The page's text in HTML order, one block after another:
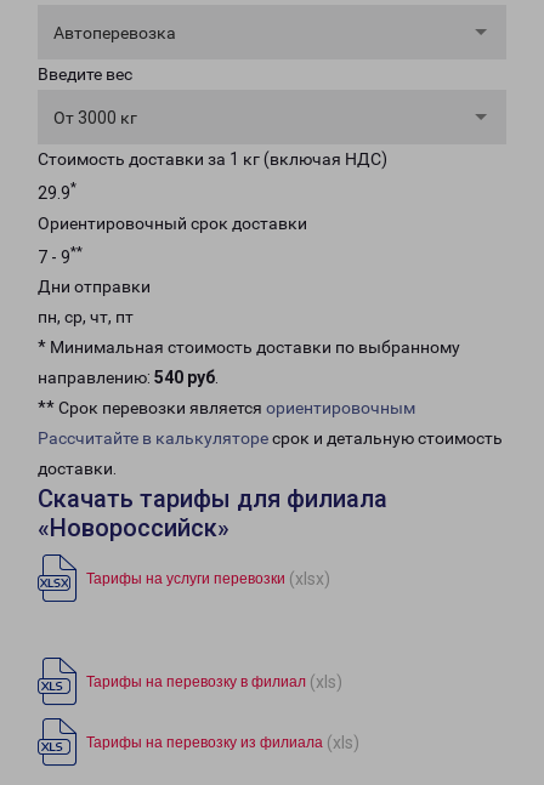
Автоперевозка
Введите вес
От 3000 кг
Стоимость доставки за 1 кг (включая НДС)
29.9*
Ориентировочный срок доставки
7 - 9**
Дни отправки
пн, ср, чт, пт
* Минимальная стоимость доставки по выбранному
направлению: 540 руб.
** Срок перевозки является ориентировочным
Рассчитайте в калькуляторесрок и детальную стоимость
доставки.
Скачать тарифы для филиала
«Новороссийск»
Тарифы на услуги перевозки (xlsx)
Тарифы на перевозку в филиал (xls)
Тарифы на перевозку из филиала (xls)